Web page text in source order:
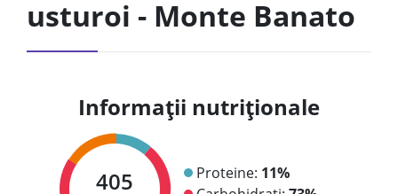
usturoi - Monte Banato
Informații nutriționale
405 Proteine: 11%